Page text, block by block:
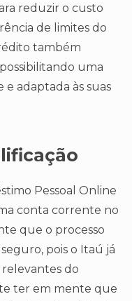
reduzir o custo
de limites do
também
uma
adaptada às suas
Pessoal Online
conta corrente no
que o processo
pois o Itaú já
relevantes do
ter em mente que